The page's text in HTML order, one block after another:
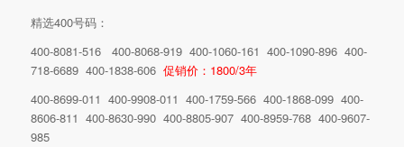
精选400号码：
400-8081-516 400-8068-919 400-1060-161 400-1090-896 400-
718-6689 400-1838-606 促销价：1800/3年
400-8699-011 400-9908-011 400-1759-566 400-1868-099 400-
8606-811 400-8630-990 400-8805-907 400-8959-768 400-9607-
985